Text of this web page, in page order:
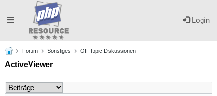
Login
Toggle
navigation
Forum Sonstiges Off-Topic Diskussionen
ActiveViewer